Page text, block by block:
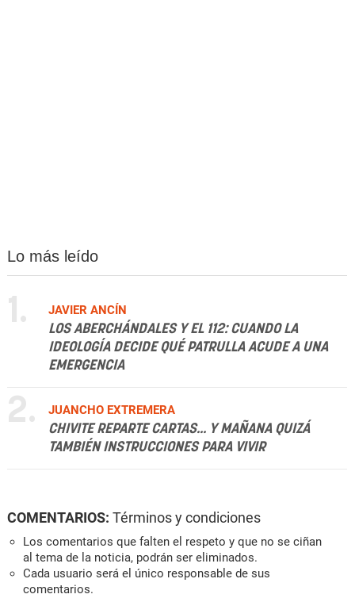
Lo más leído
1.
JAVIER ANCÍN
LOS ABERCHÁNDALES Y EL 112: CUANDO LA
IDEOLOGÍA DECIDE QUÉ PATRULLA ACUDE A UNA
EMERGENCIA
2.
JUANCHO EXTREMERA
CHIVITE REPARTE CARTAS... Y MAÑANA QUIZÁ
TAMBIÉN INSTRUCCIONES PARA VIVIR
COMENTARIOS: Términos y condiciones
Los comentarios que falten el respeto y que no se ciñan
al tema de la noticia, podrán ser eliminados.
Cada usuario será el único responsable de sus
comentarios.